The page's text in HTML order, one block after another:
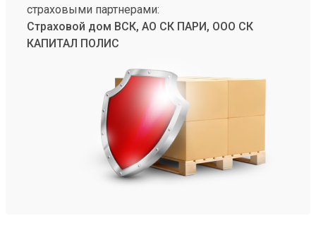
страховыми партнерами:
Страховой дом ВСК, АО СК ПАРИ, ООО СК
КАПИТАЛ ПОЛИС